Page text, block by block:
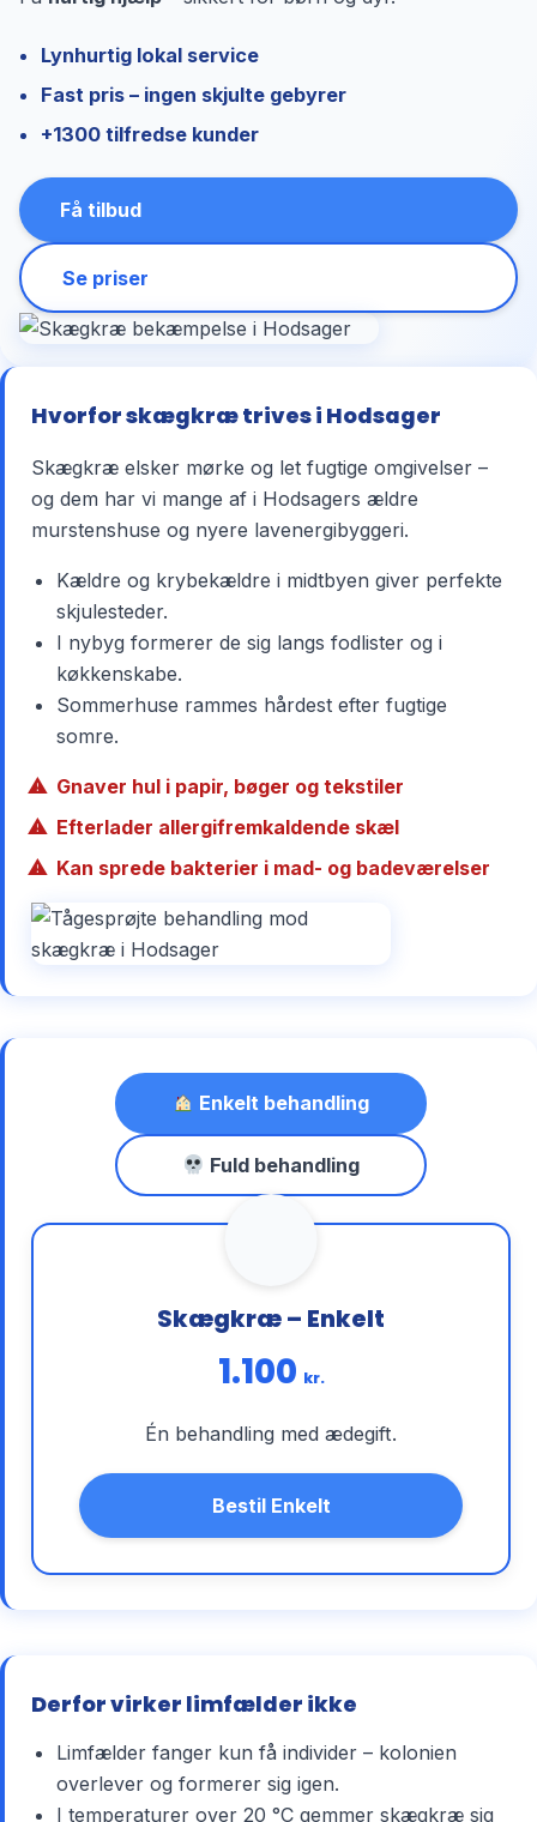
Lynhurtig lokal service
Fast pris – ingen skjulte gebyrer
+1300 tilfredse kunder
Få tilbud
Se priser
Hvorfor skægkræ trives i Hodsager
Skægkræ elsker mørke og let fugtige omgivelser –
og dem har vi mange af i Hodsagers ældre
murstenshuse og nyere lavenergibyggeri.
Kældre og krybekældre i midtbyen giver perfekte
skjulesteder.
I nybyg formerer de sig langs fodlister og i
køkkenskabe.
Sommerhuse rammes hårdest efter fugtige
somre.
Gnaver hul i papir, bøger og tekstiler
Efterlader allergifremkaldende skæl
Kan sprede bakterier i mad- og badeværelser
Enkelt behandling
Fuld behandling
Skægkræ – Enkelt
1.100 kr.
Én behandling med ædegift.
Bestil Enkelt
Derfor virker limfælder ikke
Limfælder fanger kun få individer – kolonien
overlever og formerer sig igen.
I temperaturer over 20 °C gemmer skægkræ sig